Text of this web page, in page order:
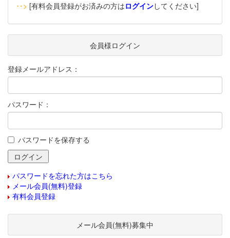
‥> [有料会員登録がお済みの方はログインしてください]
会員様ログイン
登録メールアドレス：
パスワード：
パスワードを保存する
パスワードを忘れた方はこちら
メール会員(無料)登録
有料会員登録
メール会員(無料)募集中